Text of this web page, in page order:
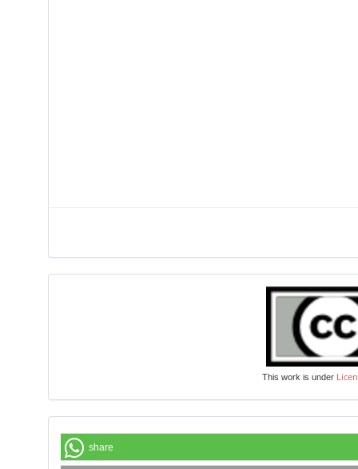
This work is under
share